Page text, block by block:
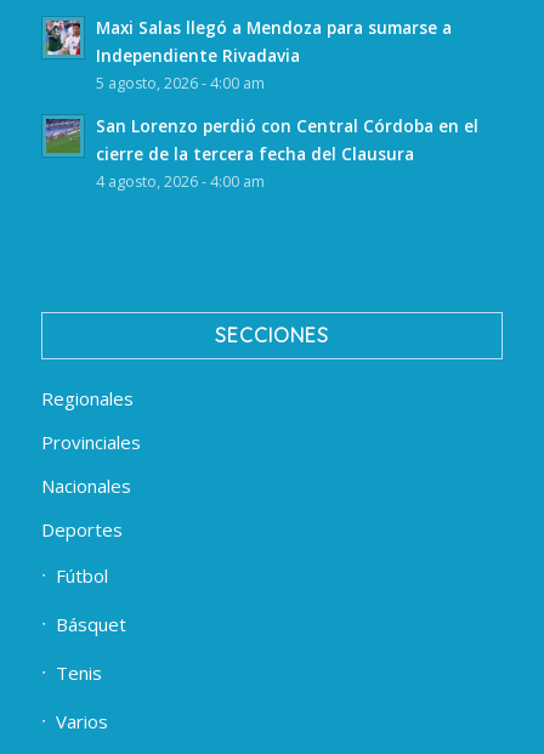
Maxi Salas llegó a Mendoza para sumarse a
Independiente Rivadavia
5 agosto, 2026 - 4:00 am
San Lorenzo perdió con Central Córdoba en el
cierre de la tercera fecha del Clausura
4 agosto, 2026 - 4:00 am
SECCIONES
Regionales
Provinciales
Nacionales
Deportes
Fútbol
Básquet
Tenis
Varios